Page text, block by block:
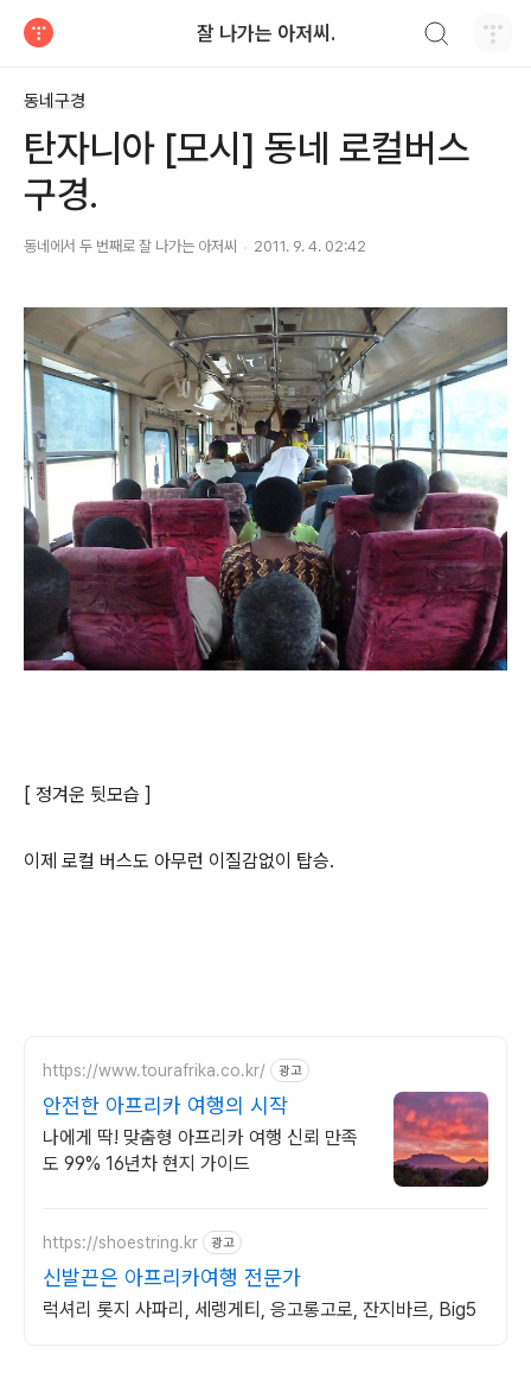
잘 나가는 아저씨.
동네구경
탄자니아 [모시] 동네 로컬버스
구경.
동네에서 두 번째로 잘 나가는 아저씨 2011. 9. 4. 02:42
[ 정겨운 뒷모습 ]
이제 로컬 버스도 아무런 이질감없이 탑승.
https://www.tourafrika.co.kr/ 광고
안전한 아프리카 여행의 시작
나에게 딱! 맞춤형 아프리카 여행 신뢰 만족
도 99% 16년차 현지 가이드
https://shoestring.kr 광고
신발끈은 아프리카여행 전문가
럭셔리 롯지 사파리, 세렝게티, 응고롱고로, 잔지바르, Big5